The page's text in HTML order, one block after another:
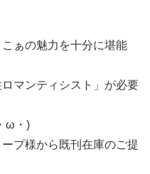
ぁの魅力を十分に堪能
マンティシスト」が必要
ω・)
プ様から既刊在庫のご提